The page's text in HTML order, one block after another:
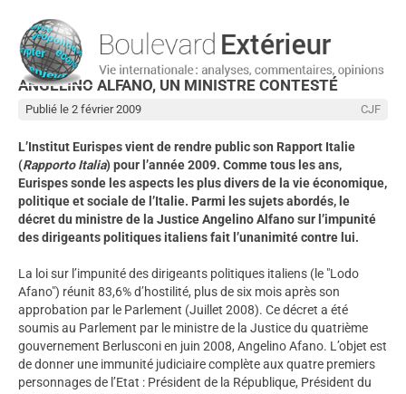
ANGELINO ALFANO, UN MINISTRE CONTESTÉ
CJF
Publié le 2 février 2009
L’Institut Eurispes vient de rendre public son Rapport Italie
(Rapporto Italia) pour l’année 2009. Comme tous les ans,
Eurispes sonde les aspects les plus divers de la vie économique,
politique et sociale de l’Italie. Parmi les sujets abordés, le
décret du ministre de la Justice Angelino Alfano sur l’impunité
des dirigeants politiques italiens fait l’unanimité contre lui.
La loi sur l’impunité des dirigeants politiques italiens (le "Lodo
Afano") réunit 83,6% d’hostilité, plus de six mois après son
approbation par le Parlement (Juillet 2008). Ce décret a été
soumis au Parlement par le ministre de la Justice du quatrième
gouvernement Berlusconi en juin 2008, Angelino Afano. L’objet est
de donner une immunité judiciaire complète aux quatre premiers
personnages de l’Etat : Président de la République, Président du